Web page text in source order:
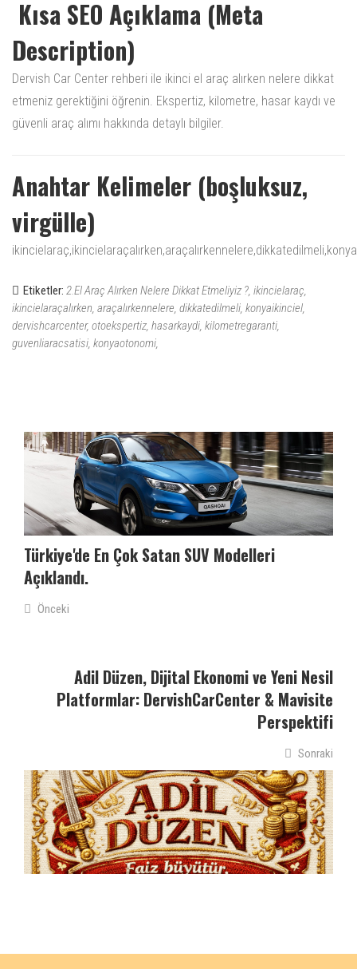
Kısa SEO Açıklama (Meta
Description)
Dervish Car Center rehberi ile ikinci el araç alırken nelere dikkat
etmeniz gerektiğini öğrenin. Ekspertiz, kilometre, hasar kaydı ve
güvenli araç alımı hakkında detaylı bilgiler.
Anahtar Kelimeler (boşluksuz,
virgülle)
Etiketler: 2.El Araç Alırken Nelere Dikkat Etmeliyiz ? ikincielaraç
ikincielaraçalırken araçalırkennelere dikkatedilmeli konyaikinciel
dervishcarcenter otoekspertiz hasarkaydi kilometregaranti
guvenliaracsatisi konyaotonomi
Türkiye'de En Çok Satan SUV Modelleri
Açıklandı.
Önceki
Adil Düzen, Dijital Ekonomi ve Yeni Nesil
Platformlar: DervishCarCenter & Mavisite
Perspektifi
Sonraki